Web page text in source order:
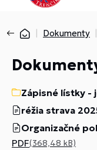
Dokumenty
Zápisné lístky -
réžia strava
Organizačné
PDF(368,48 kB)